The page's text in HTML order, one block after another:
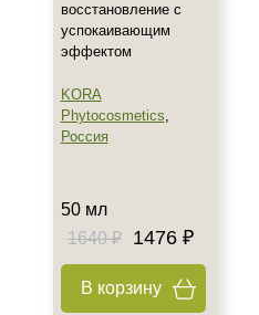
Возраст
После 20
После 25
Восстановление
Осветление
Очищение
Показать еще
восстановление с
успокаивающим
эффектом
KORA
Phytocosmetics,
Россия
50 мл
1640 ₽
1476 ₽
В корзину